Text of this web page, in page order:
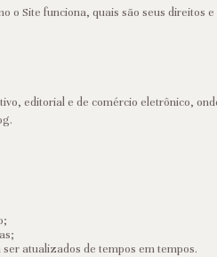
o Site funciona, quais são seus direitos
editorial e de comércio eletrônico,
atualizados de tempos em tempos.